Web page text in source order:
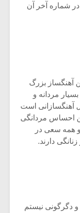
شماره آخر آن
آهنگساز بزرگ
مردانه و
آهنگسازانی است
احساس مردانگی
همه سعی در
دارند.
دگرگونی نیستم